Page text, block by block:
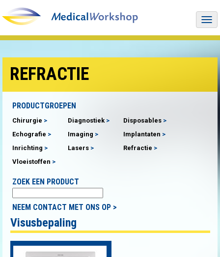
REFRACTIE
PRODUCTGROEPEN
Chirurgie Diagnostiek
Disposables
Echografie
Imaging
Implantaten
Inrichting
Lasers
Refractie
Vloeistoffen
ZOEK EEN PRODUCT
NEEM CONTACT MET ONS OP >
Visusbepaling